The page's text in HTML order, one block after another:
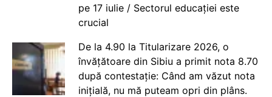
pe 17 iulie / Sectorul educației este
crucial
De la 4.90 la Titularizare 2026, o
învățătoare din Sibiu a primit nota 8.70
după contestație: Când am văzut nota
inițială, nu mă puteam opri din plâns.